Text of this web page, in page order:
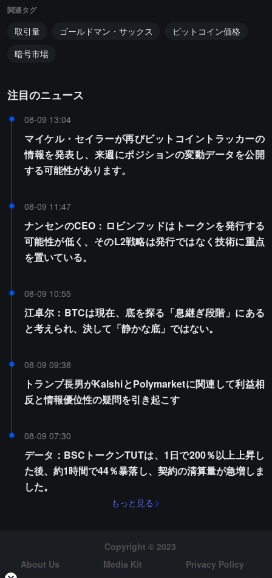
関連タグ
取引量 ゴールドマン・サックス
ビットコイン価格
暗号市場
注目のニュース
08-09 13:04
マイケル・セイラーが再びビットコイントラッカーの
情報を発表し、来週にポジションの変動データを公開
する可能性があります。
08-09 11:47
ナンセンのCEO：ロビンフッドはトークンを発行する
可能性が低く、そのL2戦略は発行ではなく技術に重点
を置いている。
08-09 10:55
江卓尔：BTCは現在、底を探る「息継ぎ段階」にある
と考えられ、決して「静かな底」ではない。
08-09 09:38
トランプ長男がKalshiとPolymarketに関連して利益相
反と情報優位性の疑問を引き起こす
08-09 07:30
データ：BSCトークンTUTは、1日で200％以上上昇し
た後、約1時間で44％暴落し、契約の清算量が急増しま
した。
もっと見る
Copyright © 2023
About Us
Media Kit
Privacy Policy